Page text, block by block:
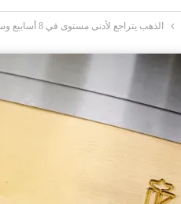
الذهب يتراجع لأدنى مستوى في 8 أسابيع وسط ارتفاع الدولار